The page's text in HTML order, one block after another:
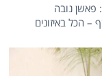
הכל באיזונים